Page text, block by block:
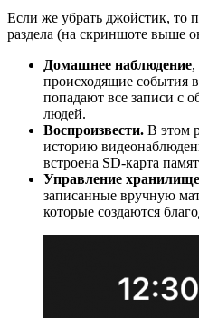
Если же убрать джойстик, то
раздела (на скриншоте выше
Домашнее наблюдение,
происходящие события
попадают все записи с
людей.
Воспроизвести. В этом
историю
встроена SD-карта
Управление
записанные вручную
которые создаются